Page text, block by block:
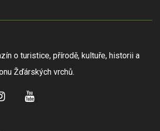
o turistice, přírodě, kultuře, historii a
Žďárských vrchů.